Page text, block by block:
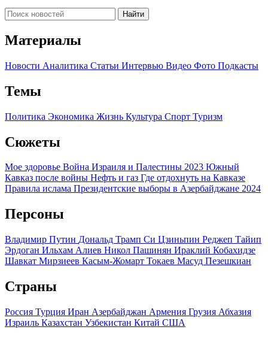
Найти
Материалы
Новости Аналитика Статьи Интервью Видео Фото Подкасты
Темы
Политика Экономика Жизнь Культура Спорт Туризм
Сюжеты
Мое здоровье Война Израиля и Палестины 2023 Южный
Кавказ после войны Нефть и газ Где отдохнуть на Кавказе
Правила ислама Президентские выборы в Азербайджане 2024
Персоны
Владимир Путин Дональд Трамп Си Цзиньпин Реджеп Тайип
Эрдоган Ильхам Алиев Никол Пашинян Ираклий Кобахидзе
Шавкат Мирзиеев Касым-Жомарт Токаев Масуд Пезешкиан
Страны
Россия Турция Иран Азербайджан Армения Грузия Абхазия
Израиль Казахстан Узбекистан Китай США